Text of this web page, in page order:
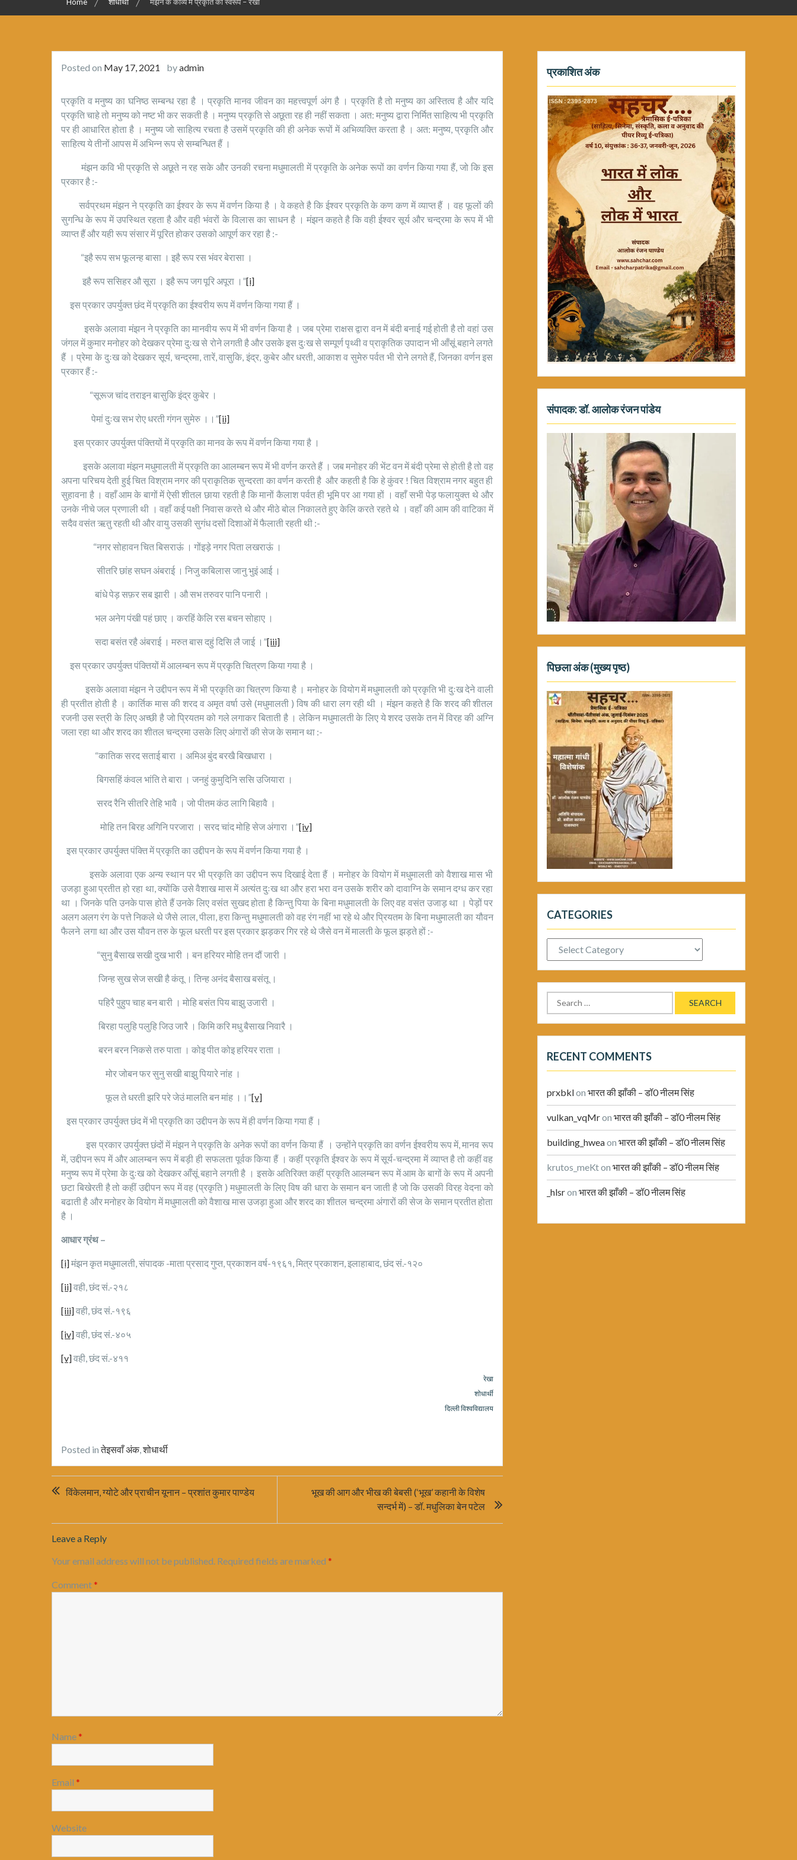
Home शोधार्थी मंझन के काव्य में प्रकृति का स्वरूप – रेखा
Posted on May 17, 2021 byadmin
प्रकृति व मनुष्य का घनिष्ठ सम्बन्ध रहा है । प्रकृति मानव जीवन का महत्त्वपूर्ण अंग है । प्रकृति है तो मनुष्य का अस्तित्व है और यदि
प्रकृति चाहे तो मनुष्य को नष्ट भी कर सकती है । मनुष्य प्रकृति से अछूता रह ही नहीं सकता । अत: मनुष्य द्वारा निर्मित साहित्य भी प्रकृति
पर ही आधारित होता है । मनुष्य जो साहित्य रचता है उसमें प्रकृति की ही अनेक रूपों में अभिव्यक्ति करता है । अत: मनुष्य, प्रकृति और
साहित्य ये तीनों आपस में अभिन्न रूप से सम्बन्धित हैं ।
मंझन कवि भी प्रकृति से अछूते न रह सके और उनकी रचना मधुमालती में प्रकृति के अनेक रूपों का वर्णन किया गया हैं, जो कि इस
प्रकार है :-
सर्वप्रथम मंझन ने प्रकृति का ईश्वर के रूप में वर्णन किया है । वे कहते है कि ईश्वर प्रकृति के कण कण में व्याप्त हैं । वह फूलों की
सुगन्धि के रूप में उपस्थित रहता है और वही भंवरों के विलास का साधन है । मंझन कहते है कि वही ईश्वर सूर्य और चन्द्रमा के रूप में भी
व्याप्त हैं और यही रूप संसार में पूरित होकर उसको आपूर्ण कर रहा है :-
“इहै रूप सभ फूलन्ह बासा । इहै रूप रस भंवर बेरासा ।
इहै रूप ससिहर औ सूरा । इहै रूप जग पूरि अपूरा ।”[i]
इस प्रकार उपर्युक्त छंद में प्रकृति का ईश्वरीय रूप में वर्णन किया गया हैं ।
इसके अलावा मंझन ने प्रकृति का मानवीय रूप में भी वर्णन किया है । जब प्रेमा राक्षस द्वारा वन में बंदी बनाई गई होती है तो वहां उस
जंगल में कुमार मनोहर को देखकर प्रेमा दुःख से रोने लगती है और उसके इस दुःख से सम्पूर्ण पृथ्वी व प्राकृतिक उपादान भी आँसूं बहाने लगते
हैं । प्रेमा के दुःख को देखकर सूर्य, चन्द्रमा, तारें, वासुकि, इंद्र, कुबेर और धरती, आकाश व सुमेरु पर्वत भी रोने लगते हैं, जिनका वर्णन इस
प्रकार हैं :-
“सूरूज चांद तराइन बासुकि इंद्र कुबेर ।
पेमां दुःख सभ रोए धरती गंगन सुमेरु ।।”[ii]
इस प्रकार उपर्युक्त पंक्तियों में प्रकृति का मानव के रूप में वर्णन किया गया है ।
इसके अलावा मंझन मधुमालती में प्रकृति का आलम्बन रूप में भी वर्णन करते हैं । जब मनोहर की भेंट वन में बंदी प्रेमा से होती है तो वह
अपना परिचय देती हुई चित विश्राम नगर की प्राकृतिक सुन्दरता का वर्णन करती है और कहती है कि हे कुंवर ! चित विश्राम नगर बहुत ही
सुहावना है । वहाँ आम के बागों में ऐसी शीतल छाया रहती है कि मानों कैलाश पर्वत ही भूमि पर आ गया हों । वहाँ सभी पेड़ फलायुक्त थे और
उनके नीचे जल प्रणाली थी । वहाँ कई पक्षी निवास करते थे और मीठे बोल निकालते हुए केलि करते रहते थे । वहाँ की आम की वाटिका में
सदैव वसंत ऋतु रहती थी और वायु उसकी सुगंध दसों दिशाओं में फैलाती रहती थी :-
“नगर सोहावन चित बिसराऊं । गोंइड़े नगर पिता लखराऊं ।
सीतरि छांह सघन अंबराई । निजु कबिलास जानु भुइं आई ।
बांधे पेड़ सफ़र सब झारी । औ सभ तरुवर पानि पनारी ।
भल अनेग पंखी पहं छाए । करहिं केलि रस बचन सोहाए ।
सदा बसंत रहै अंबराई । मरुत बास दहुं दिसि लै जाई ।”[iii]
इस प्रकार उपर्युक्त पंक्तियों में आलम्बन रूप में प्रकृति चित्रण किया गया है ।
इसके अलावा मंझन ने उद्दीपन रूप में भी प्रकृति का चित्रण किया है । मनोहर के वियोग में मधुमालती को प्रकृति भी दुःख देने वाली
ही प्रतीत होती है । कार्तिक मास की शरद व अमृत वर्षा उसे (मधुमालती ) विष की धारा लग रही थी । मंझन कहते है कि शरद की शीतल
रजनी उस स्त्री के लिए अच्छी है जो प्रियतम को गले लगाकर बिताती है । लेकिन मधुमालती के लिए ये शरद उसके तन में विरह की अग्नि
जला रहा था और शरद का शीतल चन्द्रमा उसके लिए अंगारों की सेज के समान था :-
“कातिक सरद सताई बारा । अमिअ बुंद बरखै बिखधारा ।
बिगसहिं कंवल भांति ते बारा । जनहुं कुमुदिनि ससि उजियारा ।
सरद रैनि सीतरि तेहि भावै । जो पीतम कंठ लागि बिहावै ।
मोहि तन बिरह अगिनि परजारा । सरद चांद मोहि सेज अंगारा ।”[iv]
इस प्रकार उपर्युक्त पंक्ति में प्रकृति का उद्दीपन के रूप में वर्णन किया गया है ।
इसके अलावा एक अन्य स्थान पर भी प्रकृति का उद्दीपन रूप दिखाई देता हैं । मनोहर के वियोग में मधुमालती को वैशाख मास भी
उजड़ा हुआ प्रतीत हो रहा था, क्योंकि उसे वैशाख मास में अत्यंत दुःख था और हरा भरा वन उसके शरीर को दावाग्नि के समान दग्ध कर रहा
था । जिनके पति उनके पास होते हैं उनके लिए वसंत सुखद होता है किन्तु पिया के बिना मधुमालती के लिए वह वसंत उजाड़ था । पेड़ों पर
अलग अलग रंग के पत्ते निकले थे जैसे लाल, पीला, हरा किन्तु मधुमालती को वह रंग नहीं भा रहे थे और प्रियतम के बिना मधुमालती का यौवन
फैलने लगा था और उस यौवन तरु के फूल धरती पर इस प्रकार झड़कर गिर रहे थे जैसे वन में मालती के फूल झड़ते हों :-
“सुनु बैसाख सखी दुख भारी । बन हरियर मोहि तन दौं जारी ।
जिन्ह सुख सेज सखी है कंतू । तिन्ह अनंद बैसाख बसंतू ।
पहिरै पुहुप चाह बन बारी । मोहि बसंत पिय बाझु उजारी ।
बिरहा पलुहि पलुहि जिउ जारै । किमि करि मधु बैसाख निवारै ।
बरन बरन निकसे तरु पाता । कोइ पीत कोइ हरियर राता ।
मोर जोबन फर सुनु सखी बाझु पियारे नांह ।
फूल ते धरती झरि परे जेउं मालति बन मांह ।।”[v]
इस प्रकार उपर्युक्त छंद में भी प्रकृति का उद्दीपन के रूप में ही वर्णन किया गया हैं ।
इस प्रकार उपर्युक्त छंदों में मंझन ने प्रकृति के अनेक रूपों का वर्णन किया हैं । उन्होंने प्रकृति का वर्णन ईश्वरीय रूप में, मानव रूप
में, उद्दीपन रूप में और आलम्बन रूप में बड़ी ही सफलता पूर्वक किया हैं । कहीं प्रकृति ईश्वर के रूप में सूर्य-चन्द्रमा में व्याप्त है तो कहीं वह
मनुष्य रूप में प्रेमा के दुःख को देखकर आँसूं बहाने लगती है । इसके अतिरिक्त कहीं प्रकृति आलम्बन रूप में आम के बागों के रूप में अपनी
छटा बिखेरती है तो कहीं उद्दीपन रूप में वह (प्रकृति ) मधुमालती के लिए विष की धारा के समान बन जाती है जो कि उसकी विरह वेदना को
बढाती है और मनोहर के वियोग में मधुमालती को वैशाख मास उजड़ा हुआ और शरद का शीतल चन्द्रमा अंगारों की सेज के समान प्रतीत होता
है ।
आधार ग्रंथ –
[i]मंझन कृत मधुमालती, संपादक -माता प्रसाद गुप्त, प्रकाशन वर्ष-१९६१, मित्र प्रकाशन, इलाहाबाद, छंद सं.-१२०
[ii]वही, छंद सं.-२१८
[iii]वही, छंद सं.-१९६
[iv]वही, छंद सं.-४०५
[v]वही, छंद सं.-४११
रेखा
शोधार्थी
दिल्ली विश्वविद्यालय
Posted inतेइसवाँ अंक,शोधार्थी
Post
navigation
विंकेलमान, ग्योटे और प्राचीन यूनान – प्रशांत कुमार पाण्डेय
भूख की आग और भीख की बेबसी (‘भूख’ कहानी के विशेष
सन्दर्भ में) – डॉ. मधुलिका बेन पटेल
Leave a Reply
Your email address will not be published. Required fields are marked *
Comment*
Name*
Email *
Website
प्रकाशित अंक
संपादक: डॉ. आलोक रंजन पांडेय
पिछला अंक (मुख्य पृष्ठ)
CATEGORIES
Categories
Search
for:
RECENT COMMENTS
prxbklon भारत की झाँकी – डॉ0 नीलम सिंह
vulkan_vqMron भारत की झाँकी – डॉ0 नीलम सिंह
building_hweaon भारत की झाँकी – डॉ0 नीलम सिंह
krutos_meKton भारत की झाँकी – डॉ0 नीलम सिंह
_hlsron भारत की झाँकी – डॉ0 नीलम सिंह